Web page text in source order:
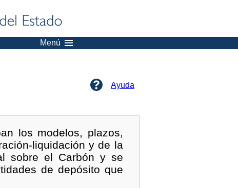
Menú
Ayuda
los modelos, plazos,
liquidación y de la
sobre el Carbón y se
de depósito que